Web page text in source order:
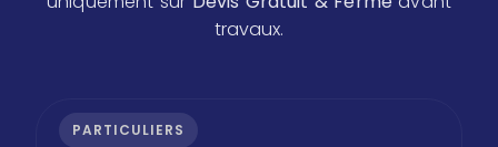
travaux.
PARTICULIERS